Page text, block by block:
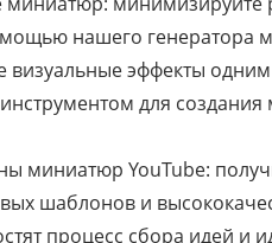
нашего генератора
визуальные эффекты
для
миниатюр YouTube:
шаблонов и
процесс сбора идей и